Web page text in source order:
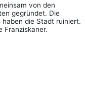
von den
gegründet. Die
haben die Stadt ruiniert.
Franziskaner.